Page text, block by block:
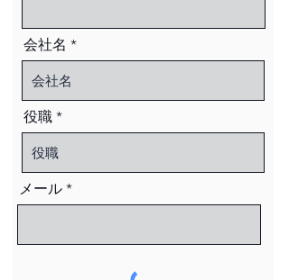
会社名
役職
メール